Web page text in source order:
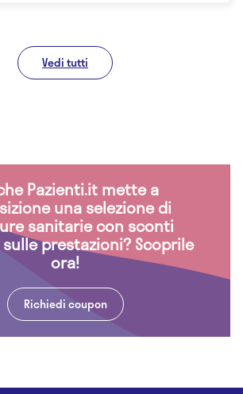
Vedi tutti
Pazienti.it mette a
una selezione di
sanitarie con sconti
prestazioni? Scoprile
ora!
Richiedi coupon